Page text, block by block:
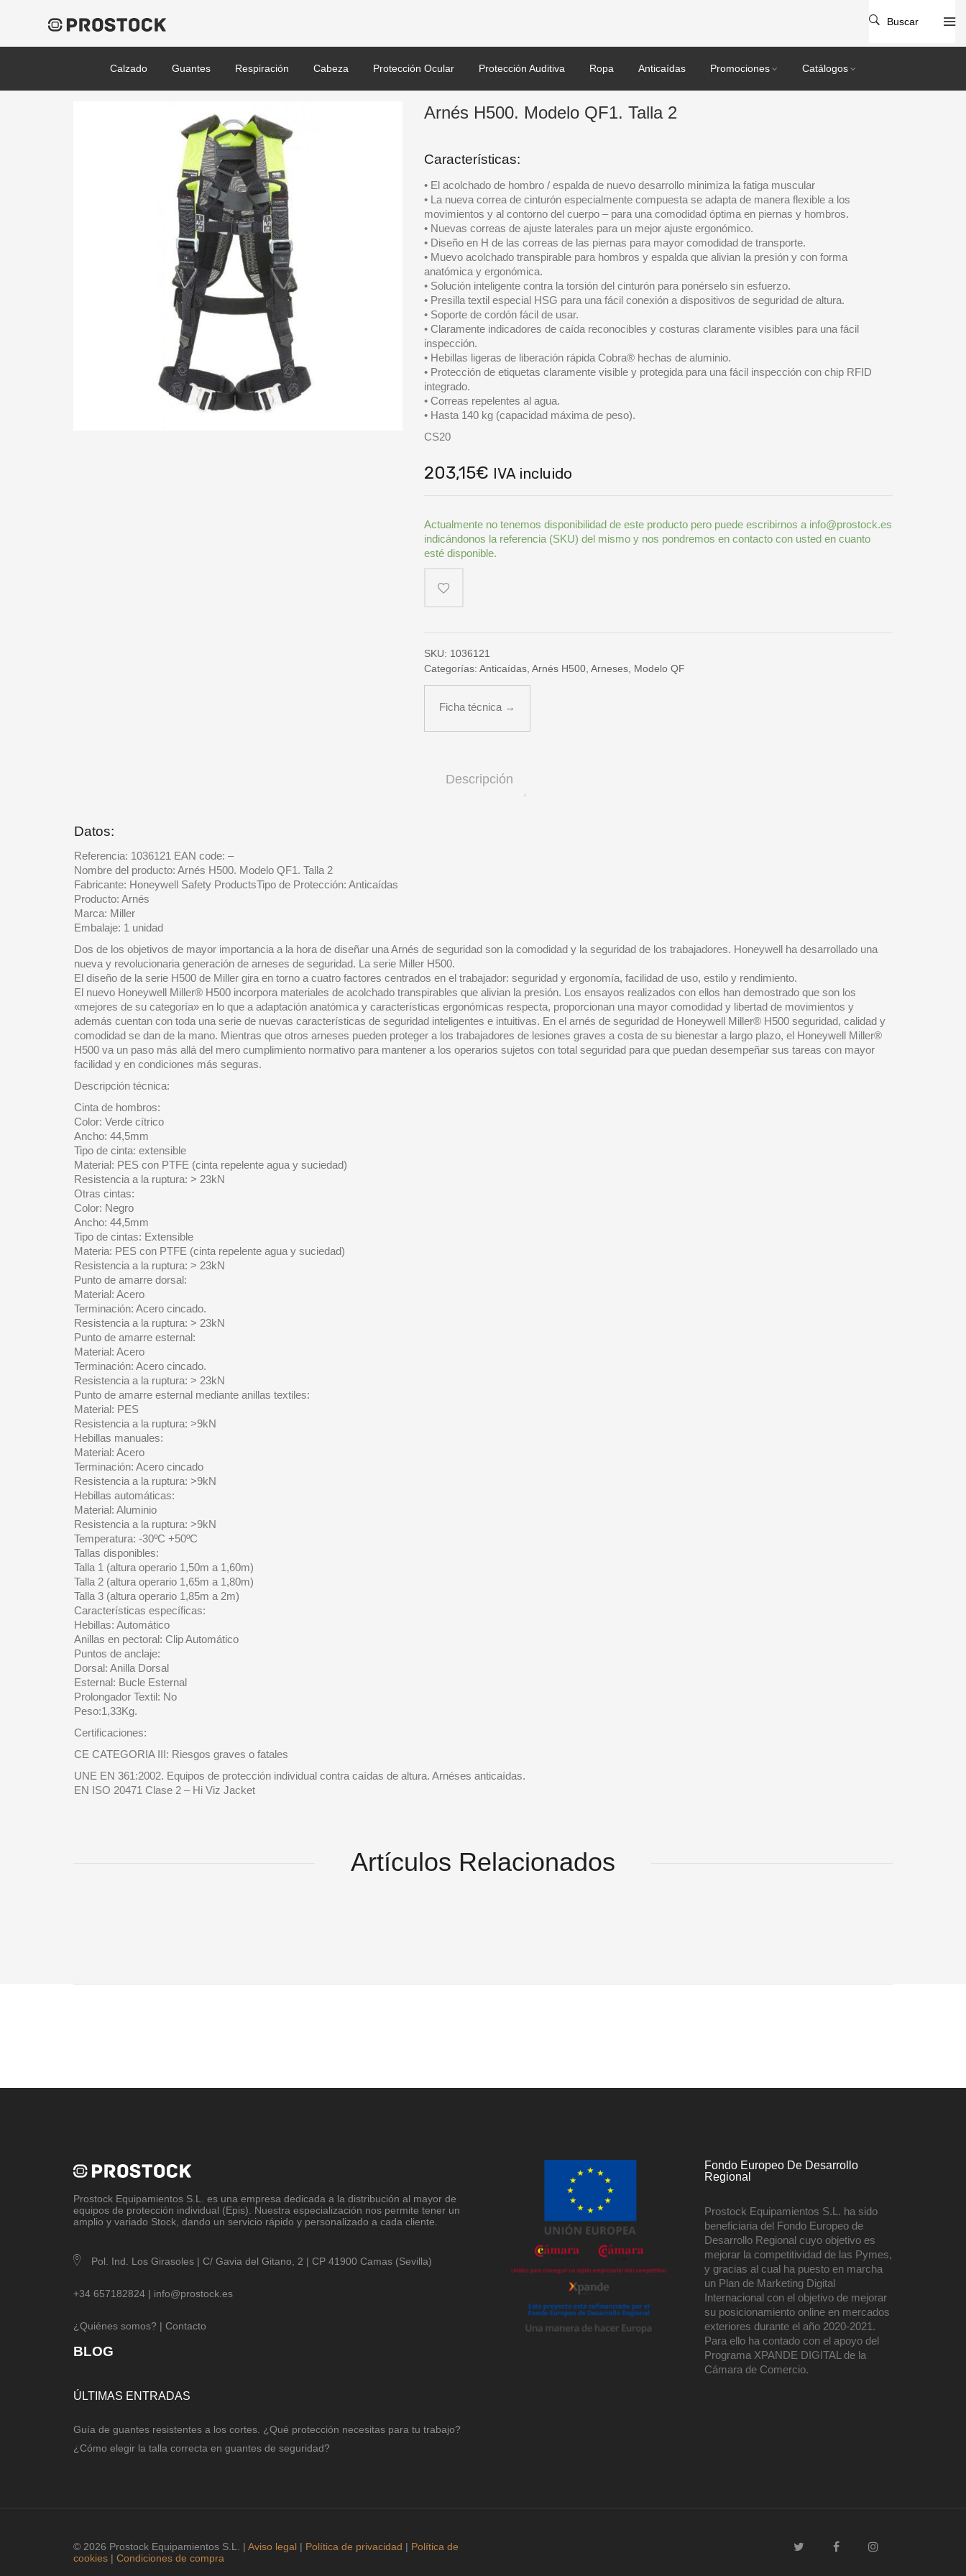
Calzado Guantes Respiración Cabeza Protección Ocular Protección Auditiva Ropa Anticaídas Promociones Catálogos
Buscar
Arnés H500. Modelo QF1. Talla 2
Características:
• El acolchado de hombro / espalda de nuevo desarrollo minimiza la fatiga muscular
• La nueva correa de cinturón especialmente compuesta se adapta de manera flexible a los
movimientos y al contorno del cuerpo – para una comodidad óptima en piernas y hombros.
• Nuevas correas de ajuste laterales para un mejor ajuste ergonómico.
• Diseño en H de las correas de las piernas para mayor comodidad de transporte.
• Muevo acolchado transpirable para hombros y espalda que alivian la presión y con forma
anatómica y ergonómica.
• Solución inteligente contra la torsión del cinturón para ponérselo sin esfuerzo.
• Presilla textil especial HSG para una fácil conexión a dispositivos de seguridad de altura.
• Soporte de cordón fácil de usar.
• Claramente indicadores de caída reconocibles y costuras claramente visibles para una fácil
inspección.
• Hebillas ligeras de liberación rápida Cobra® hechas de aluminio.
• Protección de etiquetas claramente visible y protegida para una fácil inspección con chip RFID
integrado.
• Correas repelentes al agua.
• Hasta 140 kg (capacidad máxima de peso).
CS20
203,15€ IVA incluido
Actualmente no tenemos disponibilidad de este producto pero puede escribirnos a info@prostock.es
indicándonos la referencia (SKU) del mismo y nos pondremos en contacto con usted en cuanto
esté disponible.
SKU: 1036121
Categorías: Anticaídas, Arnés H500, Arneses, Modelo QF
Ficha técnica →
Descripción
Datos:
Referencia: 1036121 EAN code: –
Nombre del producto: Arnés H500. Modelo QF1. Talla 2
Fabricante: Honeywell Safety ProductsTipo de Protección: Anticaídas
Producto: Arnés
Marca: Miller
Embalaje: 1 unidad
Dos de los objetivos de mayor importancia a la hora de diseñar una Arnés de seguridad son la comodidad y la seguridad de los trabajadores. Honeywell ha desarrollado una
nueva y revolucionaria generación de arneses de seguridad. La serie Miller H500.
El diseño de la serie H500 de Miller gira en torno a cuatro factores centrados en el trabajador: seguridad y ergonomía, facilidad de uso, estilo y rendimiento.
El nuevo Honeywell Miller® H500 incorpora materiales de acolchado transpirables que alivian la presión. Los ensayos realizados con ellos han demostrado que son los
«mejores de su categoría» en lo que a adaptación anatómica y características ergonómicas respecta, proporcionan una mayor comodidad y libertad de movimientos y
además cuentan con toda una serie de nuevas características de seguridad inteligentes e intuitivas. En el arnés de seguridad de Honeywell Miller® H500 seguridad, calidad y
comodidad se dan de la mano. Mientras que otros arneses pueden proteger a los trabajadores de lesiones graves a costa de su bienestar a largo plazo, el Honeywell Miller®
H500 va un paso más allá del mero cumplimiento normativo para mantener a los operarios sujetos con total seguridad para que puedan desempeñar sus tareas con mayor
facilidad y en condiciones más seguras.
Descripción técnica:
Cinta de hombros:
Color: Verde cítrico
Ancho: 44,5mm
Tipo de cinta: extensible
Material: PES con PTFE (cinta repelente agua y suciedad)
Resistencia a la ruptura: > 23kN
Otras cintas:
Color: Negro
Ancho: 44,5mm
Tipo de cintas: Extensible
Materia: PES con PTFE (cinta repelente agua y suciedad)
Resistencia a la ruptura: > 23kN
Punto de amarre dorsal:
Material: Acero
Terminación: Acero cincado.
Resistencia a la ruptura: > 23kN
Punto de amarre esternal:
Material: Acero
Terminación: Acero cincado.
Resistencia a la ruptura: > 23kN
Punto de amarre esternal mediante anillas textiles:
Material: PES
Resistencia a la ruptura: >9kN
Hebillas manuales:
Material: Acero
Terminación: Acero cincado
Resistencia a la ruptura: >9kN
Hebillas automáticas:
Material: Aluminio
Resistencia a la ruptura: >9kN
Temperatura: -30ºC +50ºC
Tallas disponibles:
Talla 1 (altura operario 1,50m a 1,60m)
Talla 2 (altura operario 1,65m a 1,80m)
Talla 3 (altura operario 1,85m a 2m)
Características específicas:
Hebillas: Automático
Anillas en pectoral: Clip Automático
Puntos de anclaje:
Dorsal: Anilla Dorsal
Esternal: Bucle Esternal
Prolongador Textil: No
Peso:1,33Kg.
Certificaciones:
CE CATEGORIA III: Riesgos graves o fatales
UNE EN 361:2002. Equipos de protección individual contra caídas de altura. Arnéses anticaídas.
EN ISO 20471 Clase 2 – Hi Viz Jacket
Artículos Relacionados
Prostock Equipamientos S.L
. es una empresa dedicada a la distribución al mayor de
equipos de protección individual (Epis). Nuestra especialización nos permite tener un
amplio y variado Stock, dando un servicio rápido y personalizado a cada cliente.
Pol. Ind. Los Girasoles | C/ Gavia del Gitano, 2 | CP 41900 Camas (Sevilla)
+34 657182824 | info@prostock.es
¿Quiénes somos? | Contacto
BLOG
ÚLTIMAS ENTRADAS
Guía de guantes resistentes a los cortes. ¿Qué protección necesitas para tu trabajo?
¿Cómo elegir la talla correcta en guantes de seguridad?
Fondo Europeo De Desarrollo
Regional
Prostock Equipamientos S.L. ha sido
beneficiaria del Fondo Europeo de
Desarrollo Regional cuyo objetivo es
mejorar la competitividad de las Pymes,
y gracias al cual ha puesto en marcha
un Plan de Marketing Digital
Internacional con el objetivo de mejorar
su posicionamiento online en mercados
exteriores durante el año 2020-2021.
Para ello ha contado con el apoyo del
Programa XPANDE DIGITAL de la
Cámara de Comercio.
© 2026 Prostock Equipamientos S.L. | Aviso legal | Política de privacidad | Política de
cookies | Condiciones de compra